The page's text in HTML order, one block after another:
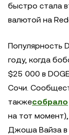
быстро стала
валютой на
Популярность
году, когда
$25 000 в
Сочи.
такжесобрало
на тот
Джоша Вайза в